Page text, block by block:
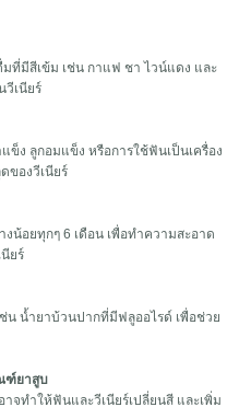
มที่มีสีเข้ม เช่น กาแฟ ชา ไวน์แดง และ
เนียร์
ข็ง ลูกอมแข็ง หรือการใช้ฟันเป็นเครื่อง
ของวีเนียร์
น้อยทุกๆ 6 เดือน เพื่อทำความสะอาด
ยร์
น้ำยาบ้วนปากที่มีฟลูออไรด์ เพื่อช่วย
ฑ์ยาสูบ
ทำให้ฟันและวีเนียร์เปลี่ยนสี และเพิ่ม